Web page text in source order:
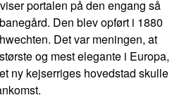
portalen på den engang så
Den blev opført i 1880
Det var meningen, at
og mest elegante i Europa,
ny kejserriges hovedstad skulle